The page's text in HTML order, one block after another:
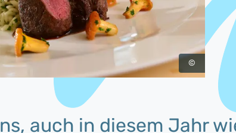
©
auch in diesem Jahr